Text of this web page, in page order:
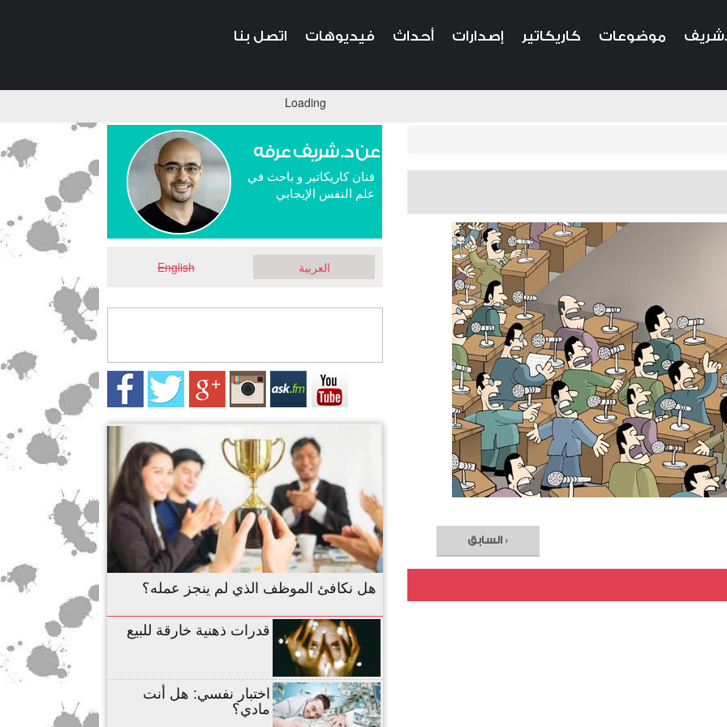
موضوعات كاريكاتير إصدارات أحداث فيديوهات اتصل بنا
Loading
عن د. شريف عرفه
فنان كاريكاتير و باحث في
علم النفس الإيجابي
العربية English
‹ السابق
هل نكافئ الموظف الذي لم ينجز عمله؟
قدرات ذهنية خارقة للبيع
اختبار نفسي: هل أنت
مادي؟